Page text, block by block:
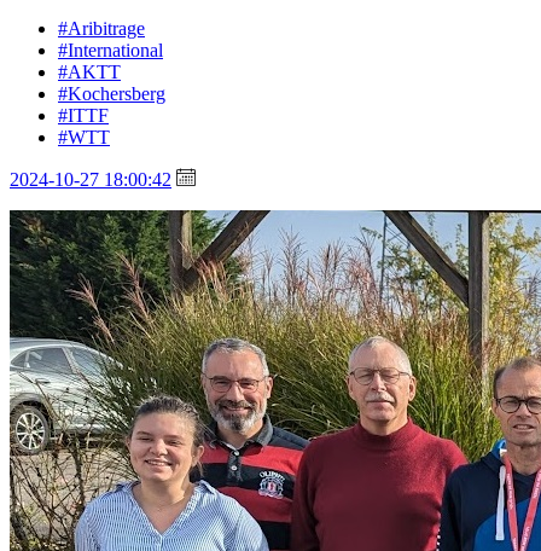
#Aribitrage
#International
#AKTT
#Kochersberg
#ITTF
#WTT
2024-10-27 18:00:42